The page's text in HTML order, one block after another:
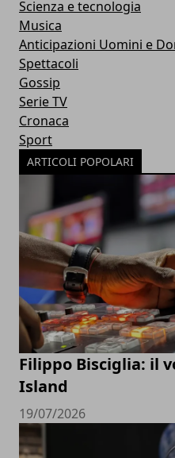
Scienza e tecnologia
Musica
Anticipazioni Uomini e
Spettacoli
Gossip
Serie TV
Cronaca
Sport
ARTICOLI POPOLARI
Filippo Bisciglia: il
Island
19/07/2026